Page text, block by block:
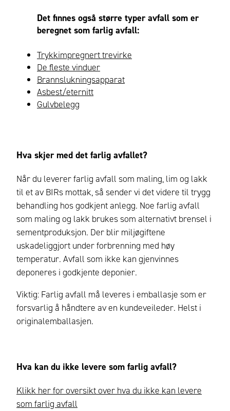
Det finnes også større typer avfall som er
beregnet som farlig avfall:
Trykkimpregnert trevirke
De fleste vinduer
Brannslukningsapparat
Asbest/eternitt
Gulvbelegg
Hva skjer med det farlig avfallet?
Når du leverer farlig avfall som maling, lim og lakk
til et av BIRs mottak, så sender vi det videre til trygg
behandling hos godkjent anlegg. Noe farlig avfall
som maling og lakk brukes som alternativt brensel i
sementproduksjon. Der blir miljøgiftene
uskadeliggjort under forbrenning med høy
temperatur. Avfall som ikke kan gjenvinnes
deponeres i godkjente deponier.
Viktig: Farlig avfall må leveres i emballasje som er
forsvarlig å håndtere av en kundeveileder. Helst i
originalemballasjen.
Hva kan du ikke levere som farlig avfall?
Klikk her for oversikt over hva du ikke kan levere
som farlig avfall